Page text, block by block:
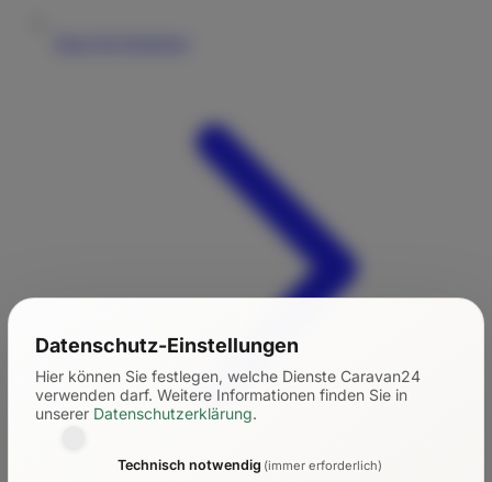
Datenschutz-Einstellungen
Hier können Sie festlegen, welche Dienste Caravan24
verwenden darf. Weitere Informationen finden Sie in
unserer Datenschutzerklärung.
Technisch notwendig (immer erforderlich)